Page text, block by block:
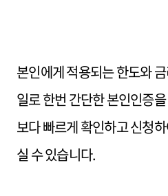
본인에게 적용되는 한도와
일로 한번 간단한 본인인증
보다 빠르게 확인하고 신청
실 수 있습니다.